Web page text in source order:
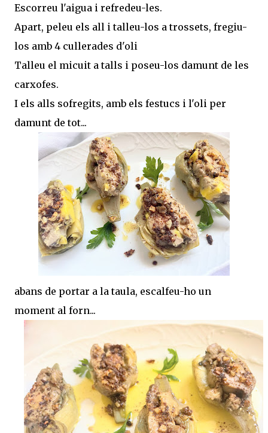
Escorreu l'aigua i refredeu-les.
Apart, peleu els all i talleu-los a trossets, fregiu-
los amb 4 cullerades d'oli
Talleu el micuit a talls i poseu-los damunt de les
carxofes.
I els alls sofregits, amb els festucs i l'oli per
damunt de tot...
abans de portar a la taula, escalfeu-ho un
moment al forn...